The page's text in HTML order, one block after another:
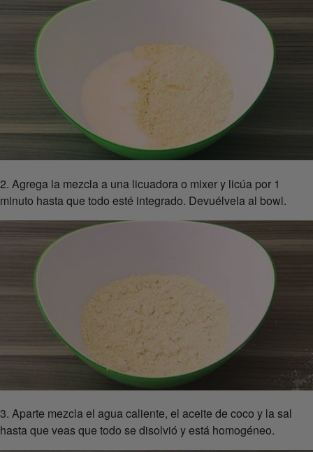
2. Agrega la mezcla a una licuadora o mixer y licúa por 1
minuto hasta que todo esté integrado. Devuélvela al bowl.
3. Aparte mezcla el agua caliente, el aceite de coco y la sal
hasta que veas que todo se disolvió y está homogéneo.